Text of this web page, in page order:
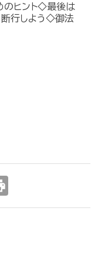
のヒント◇最後は
断行しよう◇御法